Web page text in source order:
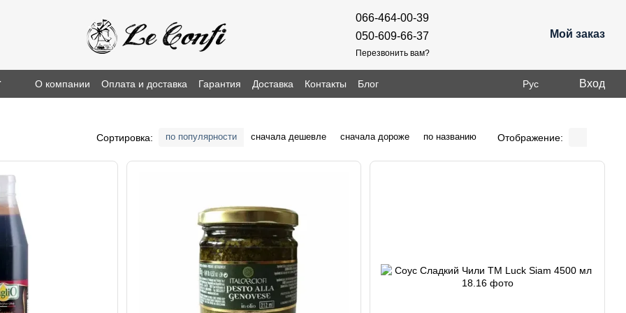
066-464-00-39
050-609-66-37
Перезвонить вам?
Мой заказ
О компании Оплата и доставка Гарантия Доставка Контакты Блог Рус Вход
Сортировка: по популярности сначала дешевле сначала дороже по названию Отображение: